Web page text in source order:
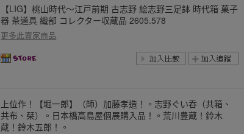
【LIG】桃山時代～江戸前期 古志野 絵志野三足鉢 時代箱 菓子
器 茶道具 織部 コレクター収蔵品 2605.578
更多此賣家商品
上位作！【堀一郎】（師）加藤孝造！。志野ぐい呑（共箱、
共布、栞）。日本橋高島屋個展購入品！。荒川豊蔵！鈴木
蔵！鈴木五郎！。